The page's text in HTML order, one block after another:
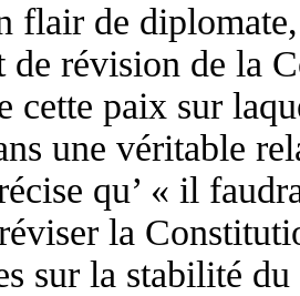
flair de
de révision de la
cette paix sur
une véritable
qu’ « il
la
sur la stabilité